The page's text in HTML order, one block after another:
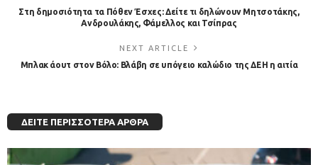
Στη δημοσιότητα τα Πόθεν Έσχες: Δείτε τι δηλώνουν Μητσοτάκης,
Ανδρουλάκης, Φάμελλος και Τσίπρας
NEXT ARTICLE
Μπλακ άουτ στον Βόλο: Βλάβη σε υπόγειο καλώδιο της ΔΕΗ η αιτία
ΔΕΊΤΕ ΠΕΡΙΣΣΌΤΕΡΑ ΆΡΘΡΑ